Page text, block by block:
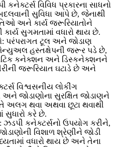
કનેક્ટર્સ વિવિધ પ્રકારના સાધનો
સુવિધા આપે છે, જેનાથી
અને કાર્ય જરૂરિયાતોને
સુગમતામાં વધારો થાય છે.
પરંપરાગત ટૂલ અને જોડાણ
હસ્તક્ષેપની જરૂર પડે છે,
કનેક્શન અને ડિસ્કનેક્શનને
જરૂરિયાત ઘટાડે છે અને
વિશ્વસનીય લોકીંગ
જોડાણોના સુરક્ષિત જોડાણને
અલગ થવા અથવા છૂટા થવાથી
સુધારો કરે છે.
ઝડપી કનેક્ટર્સનો ઉપયોગ કરીને,
વિશાળ શ્રેણીને જોડી
વધારો થાય છે અને તેના